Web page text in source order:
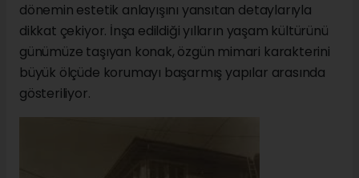
dönemin estetik anlayışını yansıtan detaylarıyla
dikkat çekiyor. İnşa edildiği yılların yaşam kültürünü
günümüze taşıyan konak, özgün mimari karakterini
büyük ölçüde korumayı başarmış yapılar arasında
gösteriliyor.